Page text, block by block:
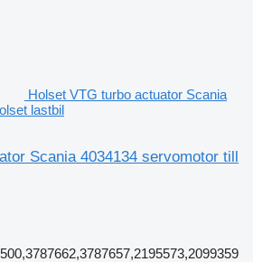
Holset VTG turbo actuator Scania
lastbil
Scania 4034134 servomotor till